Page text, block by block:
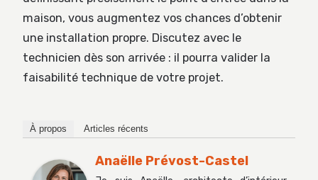
maison, vous augmentez vos chances d’obtenir
une installation propre. Discutez avec le
technicien dès son arrivée : il pourra valider la
faisabilité technique de votre projet.
À propos Articles récents
Anaëlle Prévost-Castel